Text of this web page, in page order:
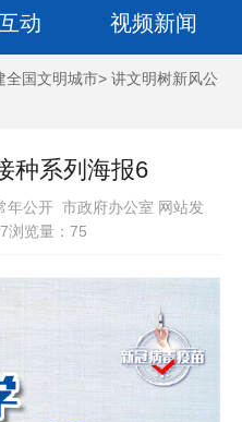
动 视频新闻
全国文明城市> 讲文明树新风公
种系列海报6
年公开 市政府办公室 网站发
览量： 75